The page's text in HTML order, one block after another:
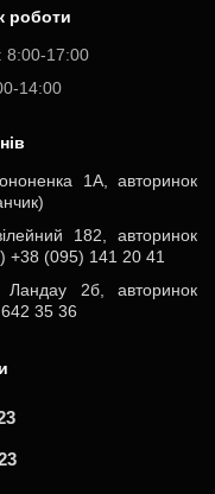
роботи
8:00-17:00
14:00
1А, авторинок
182, авторинок
(095) 141 20 41
Ландау 2б, авторинок
35 36